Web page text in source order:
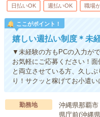
日払いOK 週払いOK 職場
ここがポイント！
嬉しい週払い制度＊未
▼未経験の方もPCの入力が
お気軽にご応募ください！
と両立させている方、久し
り！サクッと稼げてお小遣い
勤務地
沖縄県那覇市
県庁前(沖縄